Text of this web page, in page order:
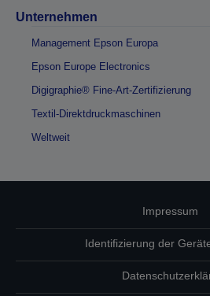
Unternehmen
Management Epson Europa
Epson Europe Electronics
Digigraphie® Fine-Art-Zertifizierung
Textil-Direktdruckmaschinen
Weltweit
Impressum
Identifizierung der